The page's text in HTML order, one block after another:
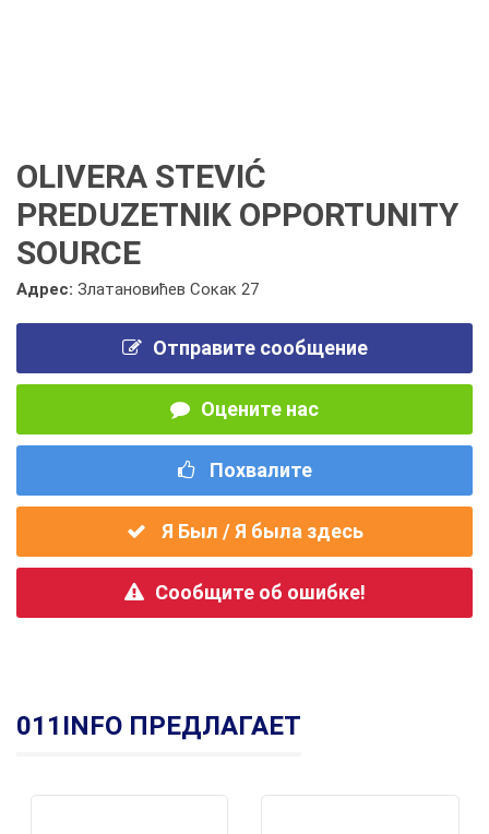
OLIVERA STEVIĆ
PREDUZETNIK OPPORTUNITY
SOURCE
Адрес: Златановићев Сокак 27
Отправите сообщение
Оцените нас
Похвалите
Я Был / Я была здесь
Сообщите об ошибке!
011INFO ПРЕДЛАГАЕТ